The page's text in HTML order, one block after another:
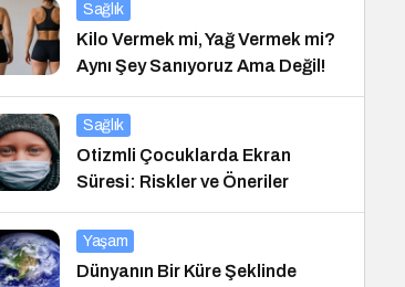
Sağlık
Kilo Vermek mi, Yağ Vermek mi?
Aynı Şey Sanıyoruz Ama Değil!
Sağlık
Otizmli Çocuklarda Ekran
Süresi: Riskler ve Öneriler
Yaşam
Dünyanın Bir Küre Şeklinde